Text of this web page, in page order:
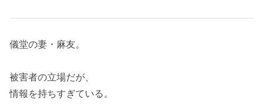
儀堂の妻・麻友。
被害者の立場だが、
情報を持ちすぎている。